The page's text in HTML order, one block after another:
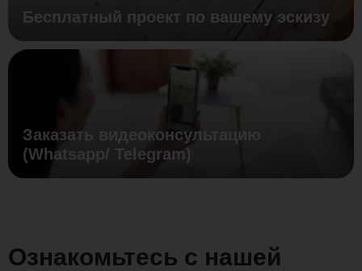
Бесплатный проект по вашему эскизу
Заказать видеоконсультацию
(Whatsapp/ Telegram)
Ознакомьтесь с нашей